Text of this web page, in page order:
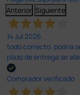
Anterior Siguiente
14 Jul 2026
todo correcto. podria
plazo de entrega se
Comprador verificado